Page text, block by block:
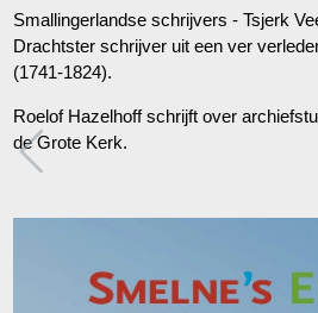
Smallingerlandse schrijvers - Tsjerk
Drachtster schrijver uit een ver
(1741-1824).
Roelof Hazelhoff schrijft over
de Grote Kerk.